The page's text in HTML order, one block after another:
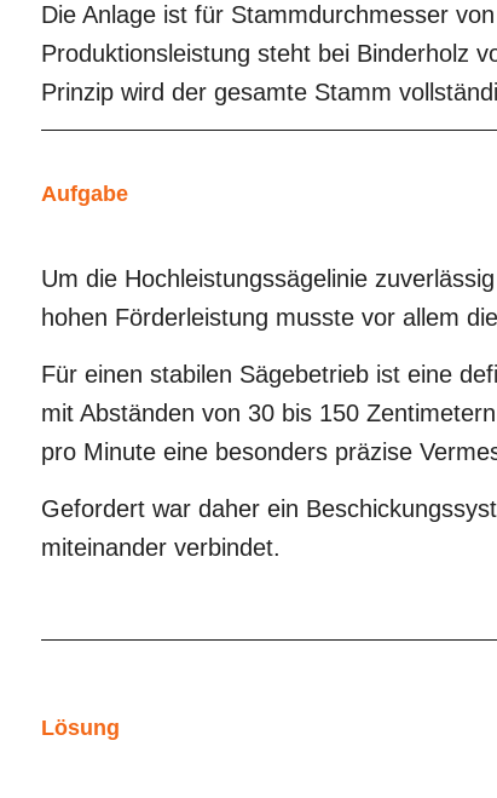
Die Anlage ist für Stammdurchmesser
Produktionsleistung steht bei Binderholz
Prinzip wird der gesamte Stamm
Aufgabe
Um die Hochleistungssägelinie
hohen Förderleistung musste vor allem
Für einen stabilen Sägebetrieb ist eine
mit Abständen von 30 bis 150
pro Minute eine besonders präzise
Gefordert war daher ein
miteinander verbindet.
Lösung